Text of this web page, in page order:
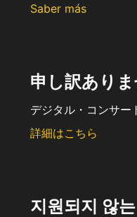
Saber más
申し訳あり
デジタル・コンサー
詳細はこちら
지원되지 않